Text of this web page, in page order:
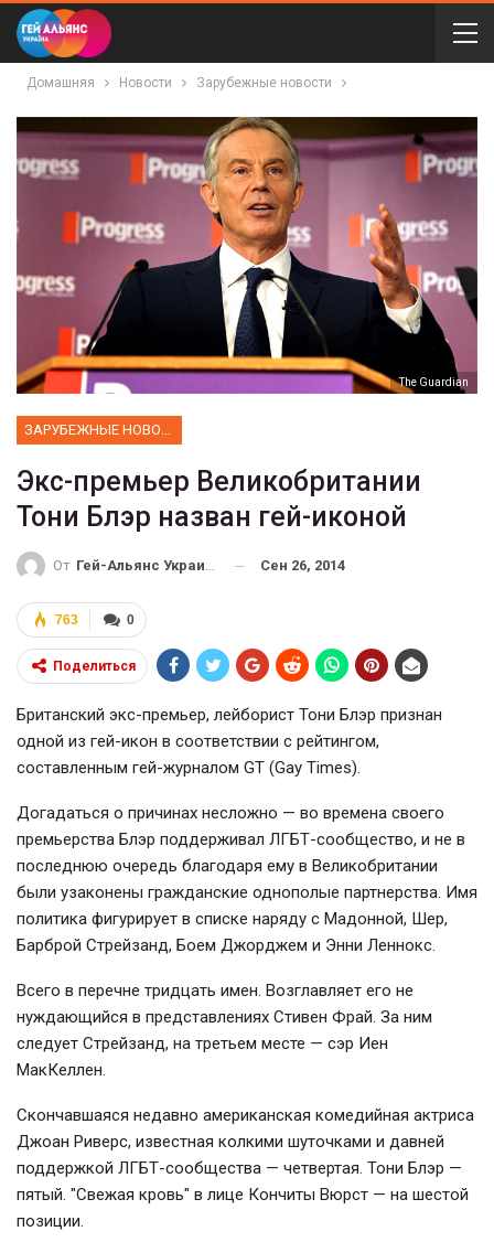
Домашняя Новости Зарубежные новости
The Guardian
Экс-премьер Великобритании
Тони Блэр назван гей-иконой
От Гей-Альянс Украина Сен 26, 2014
0
763
Поделиться
Британский экс-премьер, лейборист Тони Блэр признан
одной из гей-икон в соответствии с рейтингом,
составленным гей-журналом GT (Gay Times).
Догадаться о причинах несложно — во времена своего
премьерства Блэр поддерживал ЛГБТ-сообщество, и не в
последнюю очередь благодаря ему в Великобритании
были узаконены гражданские однополые партнерства. Имя
политика фигурирует в списке наряду с Мадонной, Шер,
Барброй Стрейзанд, Боем Джорджем и Энни Леннокс.
Всего в перечне тридцать имен. Возглавляет его не
нуждающийся в представлениях Стивен Фрай. За ним
следует Стрейзанд, на третьем месте — сэр Иен
МакКеллен.
Скончавшаяся недавно американская комедийная актриса
Джоан Риверс, известная колкими шуточками и давней
поддержкой ЛГБТ-сообщества — четвертая. Тони Блэр —
пятый. "Свежая кровь" в лице Кончиты Вюрст — на шестой
позиции.